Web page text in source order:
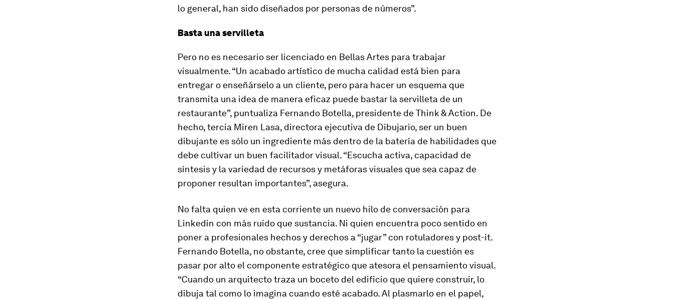
lo general, han sido diseñados por personas de números”.
Basta una servilleta
Pero no es necesario ser licenciado en Bellas Artes para trabajar
visualmente. “Un acabado artístico de mucha calidad está bien para
entregar o enseñárselo a un cliente, pero para hacer un esquema que
transmita una idea de manera eficaz puede bastar la servilleta de un
restaurante”, puntualiza Fernando Botella, presidente de Think & Action. De
hecho, tercia Miren Lasa, directora ejecutiva de Dibujario, ser un buen
dibujante es sólo un ingrediente más dentro de la batería de habilidades que
debe cultivar un buen facilitador visual. “Escucha activa, capacidad de
síntesis y la variedad de recursos y metáforas visuales que sea capaz de
proponer resultan importantes”, asegura.
No falta quien ve en esta corriente un nuevo hilo de conversación para
Linkedin con más ruido que sustancia. Ni quien encuentra poco sentido en
poner a profesionales hechos y derechos a “jugar” con rotuladores y post-it.
Fernando Botella, no obstante, cree que simplificar tanto la cuestión es
pasar por alto el componente estratégico que atesora el pensamiento visual.
“Cuando un arquitecto traza un boceto del edificio que quiere construir, lo
dibuja tal como lo imagina cuando esté acabado. Al plasmarlo en el papel,